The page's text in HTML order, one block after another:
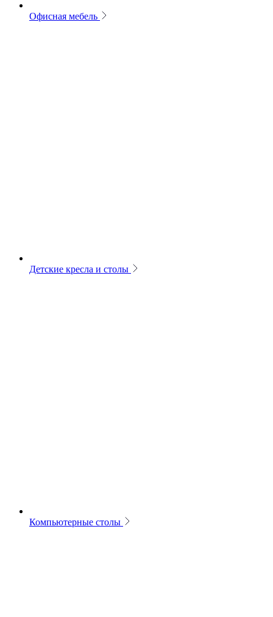
Офисная мебель
Детские кресла и столы
Компьютерные столы